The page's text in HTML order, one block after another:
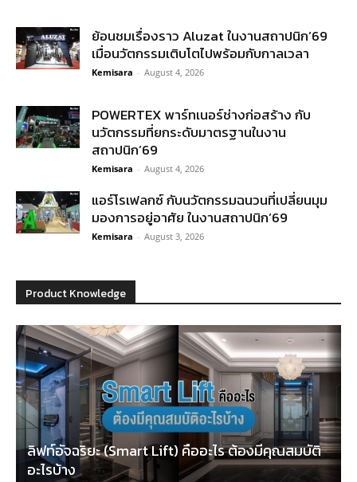
ย้อนชมเรื่องราว Aluzat ในงานสถาปนิก’69
เมื่อนวัตกรรมเติบโตไปพร้อมกับกาลเวลา
Kemisara - August 4, 2026
POWERTEX พาร์ทเนอร์ช่างก่อสร้าง กับ
นวัตกรรมที่ยกระดับมาตรฐานในงาน
สถาปนิก’69
Kemisara - August 4, 2026
แอร์โรเฟลกซ์ กับนวัตกรรมฉนวนที่เปลี่ยนมุม
มองการอยู่อาศัย ในงานสถาปนิก’69
Kemisara - August 3, 2026
Product Knowledge
ลิฟท์อัจฉริยะ (Smart Lift) คืออะไร ต้องมีคุณสมบัติ
อะไรบ้าง